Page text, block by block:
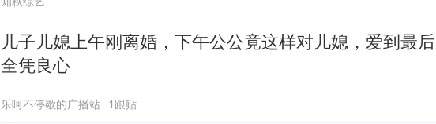
儿子儿媳上午刚离婚，下午公公竟这样对儿媳，爱到最后
全凭良心
乐呵不停歇的广播站 1跟贴